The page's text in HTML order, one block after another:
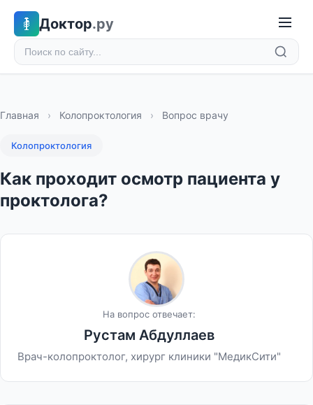
Доктор.ру
Главная › Колопроктология › Вопрос врачу
Колопроктология
Как проходит осмотр пациента у
проктолога?
На вопрос отвечает:
Рустам Абдуллаев
Врач-колопроктолог, хирург клиники "МедикСити"